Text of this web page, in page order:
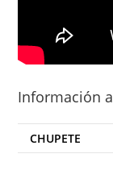
Información
CHUPETE